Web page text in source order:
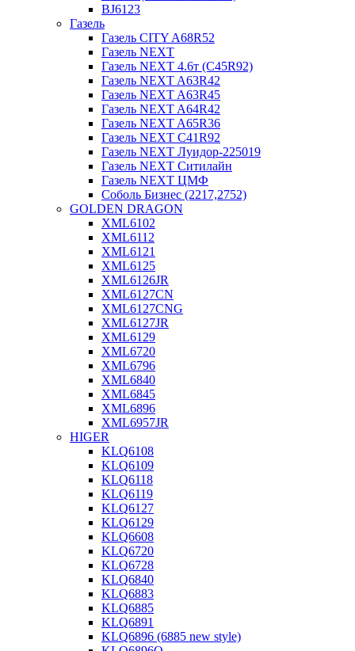
BJ6123
Газель
Газель CITY A68R52
Газель NEXT
Газель NEXT 4.6т (C45R92)
Газель NEXT A63R42
Газель NEXT A63R45
Газель NEXT A64R42
Газель NEXT A65R36
Газель NEXT C41R92
Газель NEXT Луидор-225019
Газель NEXT Ситилайн
Газель NEXT ЦМФ
Соболь Бизнес (2217,2752)
GOLDEN DRAGON
XML6102
XML6112
XML6121
XML6125
XML6126JR
XML6127CN
XML6127CNG
XML6127JR
XML6129
XML6720
XML6796
XML6840
XML6845
XML6896
XML6957JR
HIGER
KLQ6108
KLQ6109
KLQ6118
KLQ6119
KLQ6127
KLQ6129
KLQ6608
KLQ6720
KLQ6728
KLQ6840
KLQ6883
KLQ6885
KLQ6891
KLQ6896 (6885 new style)